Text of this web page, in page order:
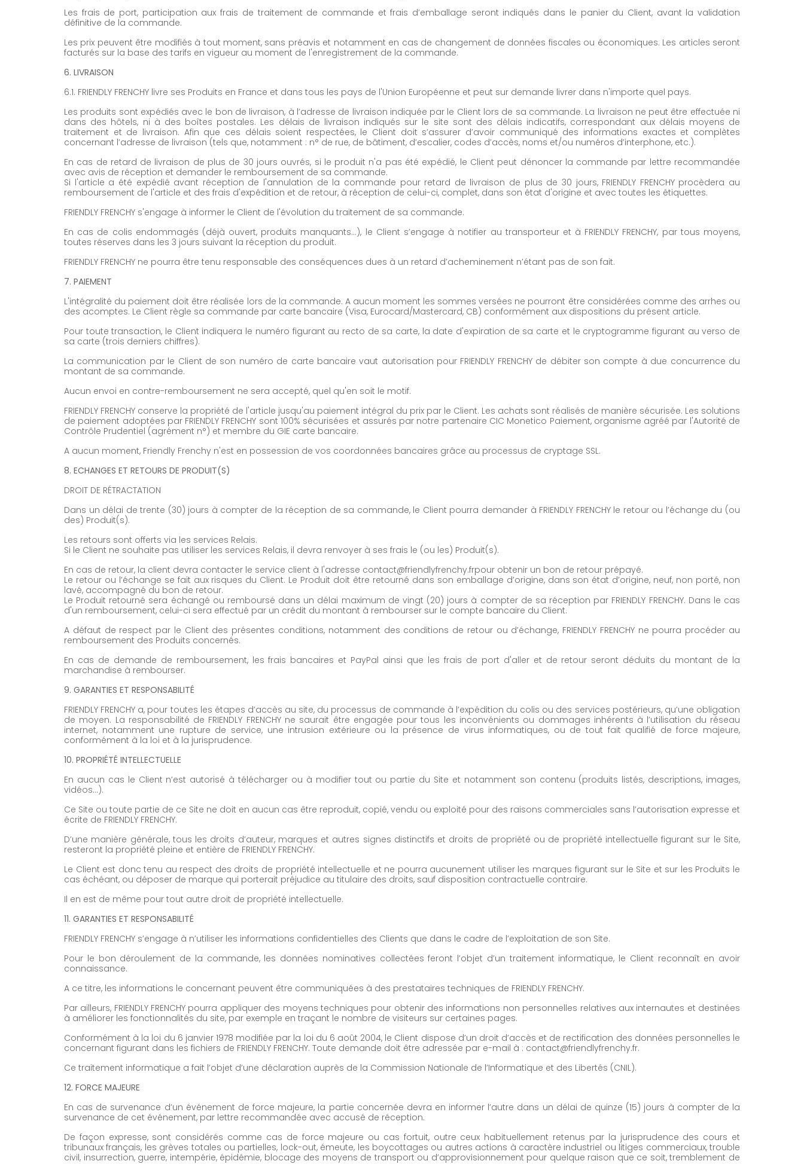
Les frais de port, participation aux frais de traitement de commande et frais d’emballage seront indiqués dans le panier du Client, avant la validation
définitive de la commande.
Les prix peuvent être modifiés à tout moment, sans préavis et notamment en cas de changement de données fiscales ou économiques. Les articles seront
facturés sur la base des tarifs en vigueur au moment de l'enregistrement de la commande.
6. LIVRAISON
6.1. FRIENDLY FRENCHY livre ses Produits en France et dans tous les pays de l'Union Européenne et peut sur demande livrer dans n'importe quel pays.
Les produits sont expédiés avec le bon de livraison, à l’adresse de livraison indiquée par le Client lors de sa commande. La livraison ne peut être effectuée ni
dans des hôtels, ni à des boîtes postales. Les délais de livraison indiqués sur le site sont des délais indicatifs, correspondant aux délais moyens de
traitement et de livraison. Afin que ces délais soient respectées, le Client doit s’assurer d’avoir communiqué des informations exactes et complètes
concernant l’adresse de livraison (tels que, notamment : n° de rue, de bâtiment, d’escalier, codes d’accès, noms et/ou numéros d’interphone, etc.).
En cas de retard de livraison de plus de 30 jours ouvrés, si le produit n'a pas été expédié, le Client peut dénoncer la commande par lettre recommandée
avec avis de réception et demander le remboursement de sa commande.
Si l'article a été expédié avant réception de l'annulation de la commande pour retard de livraison de plus de 30 jours, FRIENDLY FRENCHY procèdera au
remboursement de l'article et des frais d'expédition et de retour, à réception de celui-ci, complet, dans son état d'origine et avec toutes les étiquettes.
FRIENDLY FRENCHY s'engage à informer le Client de l'évolution du traitement de sa commande.
En cas de colis endommagés (déjà ouvert, produits manquants…), le Client s’engage à notifier au transporteur et à FRIENDLY FRENCHY, par tous moyens,
toutes réserves dans les 3 jours suivant la réception du produit.
FRIENDLY FRENCHY ne pourra être tenu responsable des conséquences dues à un retard d’acheminement n’étant pas de son fait.
7. PAIEMENT
L'intégralité du paiement doit être réalisée lors de la commande. A aucun moment les sommes versées ne pourront être considérées comme des arrhes ou
des acomptes. Le Client règle sa commande par carte bancaire (Visa, Eurocard/Mastercard, CB) conformément aux dispositions du présent article.
Pour toute transaction, le Client indiquera le numéro figurant au recto de sa carte, la date d'expiration de sa carte et le cryptogramme figurant au verso de
sa carte (trois derniers chiffres).
La communication par le Client de son numéro de carte bancaire vaut autorisation pour FRIENDLY FRENCHY de débiter son compte à due concurrence du
montant de sa commande.
Aucun envoi en contre-remboursement ne sera accepté, quel qu'en soit le motif.
FRIENDLY FRENCHY conserve la propriété de l'article jusqu'au paiement intégral du prix par le Client. Les achats sont réalisés de manière sécurisée. Les solutions
de paiement adoptées par FRIENDLY FRENCHY sont 100% sécurisées et assurés par notre partenaire CIC Monetico Paiement, organisme agréé par l'Autorité de
Contrôle Prudentiel (agrément n°) et membre du GIE carte bancaire.
A aucun moment, Friendly Frenchy n'est en possession de vos coordonnées bancaires grâce au processus de cryptage SSL.
8. ECHANGES ET RETOURS DE PRODUIT(S)
DROIT DE RÉTRACTATION
Dans un délai de trente (30) jours à compter de la réception de sa commande, le Client pourra demander à FRIENDLY FRENCHY le retour ou l’échange du (ou
des) Produit(s).
Les retours sont offerts via les services Relais.
Si le Client ne souhaite pas utiliser les services Relais, il devra renvoyer à ses frais le (ou les) Produit(s).
En cas de retour, la client devra contacter le service client à l'adresse contact@friendlyfrenchy.frpour obtenir un bon de retour prépayé.
Le retour ou l’échange se fait aux risques du Client. Le Produit doit être retourné dans son emballage d’origine, dans son état d’origine, neuf, non porté, non
lavé, accompagné du bon de retour.
Le Produit retourné sera échangé ou remboursé dans un délai maximum de vingt (20) jours à compter de sa réception par FRIENDLY FRENCHY. Dans le cas
d'un remboursement, celui-ci sera effectué par un crédit du montant à rembourser sur le compte bancaire du Client.
A défaut de respect par le Client des présentes conditions, notamment des conditions de retour ou d’échange, FRIENDLY FRENCHY ne pourra procéder au
remboursement des Produits concernés.
En cas de demande de remboursement, les frais bancaires et PayPal ainsi que les frais de port d'aller et de retour seront déduits du montant de la
marchandise à rembourser.
9. GARANTIES ET RESPONSABILITÉ
FRIENDLY FRENCHY a, pour toutes les étapes d’accès au site, du processus de commande à l’expédition du colis ou des services postérieurs, qu’une obligation
de moyen. La responsabilité de FRIENDLY FRENCHY ne saurait être engagée pour tous les inconvénients ou dommages inhérents à l’utilisation du réseau
internet, notamment une rupture de service, une intrusion extérieure ou la présence de virus informatiques, ou de tout fait qualifié de force majeure,
conformément à la loi et à la jurisprudence.
10. PROPRIÉTÉ INTELLECTUELLE
En aucun cas le Client n’est autorisé à télécharger ou à modifier tout ou partie du Site et notamment son contenu (produits listés, descriptions, images,
vidéos…).
Ce Site ou toute partie de ce Site ne doit en aucun cas être reproduit, copié, vendu ou exploité pour des raisons commerciales sans l’autorisation expresse et
écrite de FRIENDLY FRENCHY.
D’une manière générale, tous les droits d’auteur, marques et autres signes distinctifs et droits de propriété ou de propriété intellectuelle figurant sur le Site,
resteront la propriété pleine et entière de FRIENDLY FRENCHY.
Le Client est donc tenu au respect des droits de propriété intellectuelle et ne pourra aucunement utiliser les marques figurant sur le Site et sur les Produits le
cas échéant, ou déposer de marque qui porterait préjudice au titulaire des droits, sauf disposition contractuelle contraire.
Il en est de même pour tout autre droit de propriété intellectuelle.
11. GARANTIES ET RESPONSABILITÉ
FRIENDLY FRENCHY s’engage à n’utiliser les informations confidentielles des Clients que dans le cadre de l’exploitation de son Site.
Pour le bon déroulement de la commande, les données nominatives collectées feront l’objet d’un traitement informatique, le Client reconnaît en avoir
connaissance.
A ce titre, les informations le concernant peuvent être communiquées à des prestataires techniques de FRIENDLY FRENCHY.
Par ailleurs, FRIENDLY FRENCHY pourra appliquer des moyens techniques pour obtenir des informations non personnelles relatives aux internautes et destinées
à améliorer les fonctionnalités du site, par exemple en traçant le nombre de visiteurs sur certaines pages.
Conformément à la loi du 6 janvier 1978 modifiée par la loi du 6 août 2004, le Client dispose d’un droit d’accès et de rectification des données personnelles le
concernant figurant dans les fichiers de FRIENDLY FRENCHY. Toute demande doit être adressée par e-mail à : contact@friendlyfrenchy.fr.
Ce traitement informatique a fait l’objet d’une déclaration auprès de la Commission Nationale de l’Informatique et des Libertés (CNIL).
12. FORCE MAJEURE
En cas de survenance d’un événement de force majeure, la partie concernée devra en informer l’autre dans un délai de quinze (15) jours à compter de la
survenance de cet événement, par lettre recommandée avec accusé de réception.
De façon expresse, sont considérés comme cas de force majeure ou cas fortuit, outre ceux habituellement retenus par la jurisprudence des cours et
tribunaux français, les grèves totales ou partielles, lock-out, émeute, les boycottages ou autres actions à caractère industriel ou litiges commerciaux, trouble
civil, insurrection, guerre, intempérie, épidémie, blocage des moyens de transport ou d’approvisionnement pour quelque raison que ce soit, tremblement de